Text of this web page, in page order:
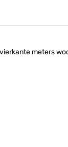
meters